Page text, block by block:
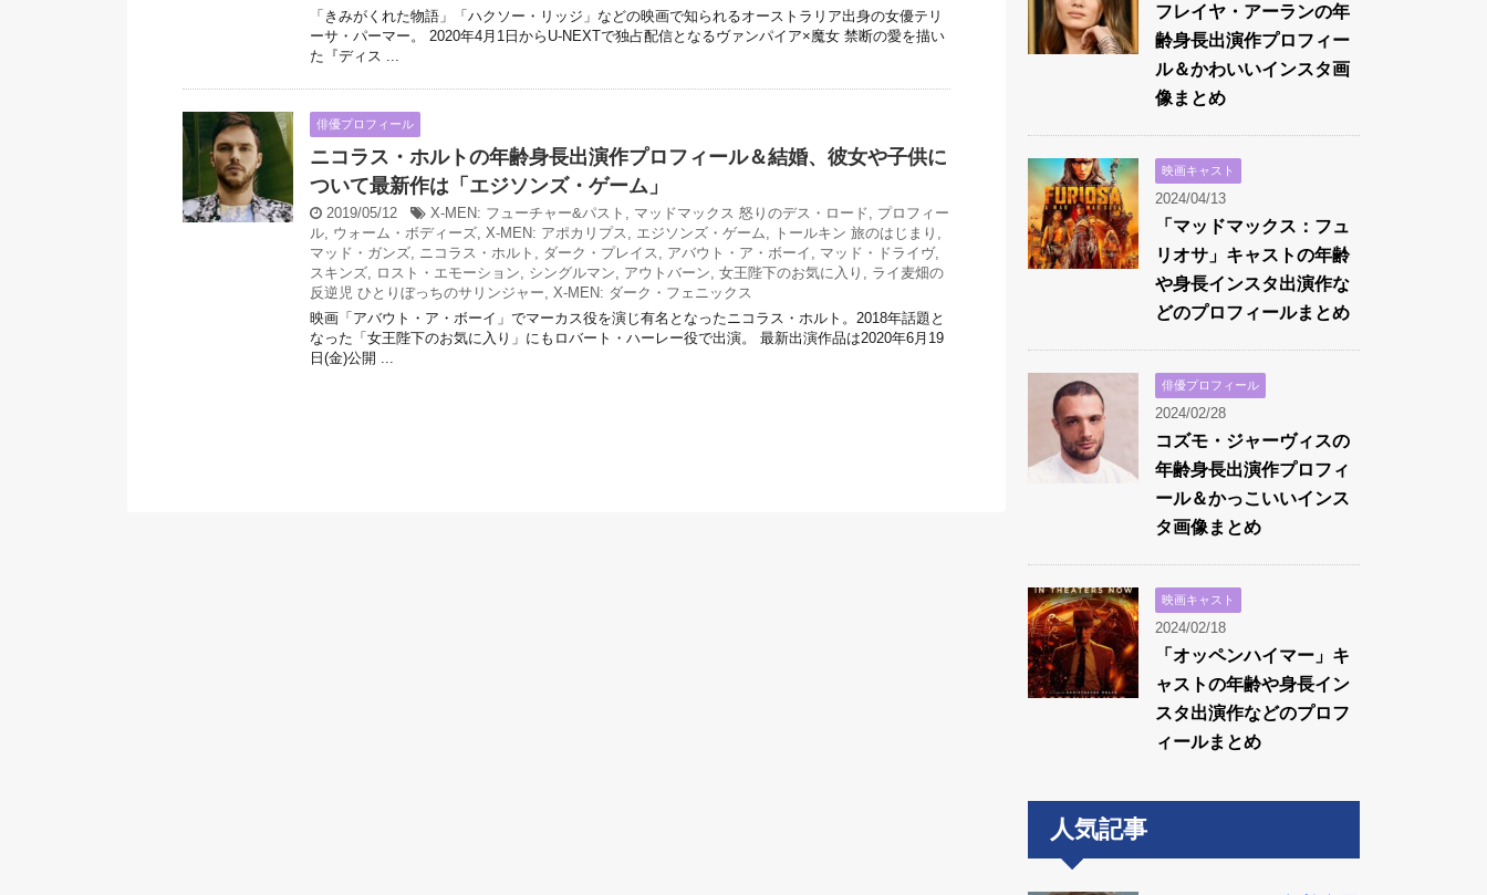
「きみがくれた物語」「ハクソー・リッジ」などの映画で知られるオーストラリア出身の女優テリ
ーサ・パーマー。 2020年4月1日からU-NEXTで独占配信となるヴァンパイア×魔女 禁断の愛を描い
た『ディス ...
俳優プロフィール
ニコラス・ホルトの年齢身長出演作プロフィール＆結婚、彼女や子供に
ついて最新作は「エジソンズ・ゲーム」
2019/05/12 X-MEN: フューチャー&パスト , マッドマックス 怒りのデス・ロード, プロフィー
ル, ウォーム・ボディーズ, X-MEN: アポカリプス, エジソンズ・ゲーム, トールキン 旅のはじまり ,
マッド・ガンズ, ニコラス・ホルト , ダーク・プレイス, アバウト・ア・ボーイ , マッド・ドライヴ,
スキンズ, ロスト・エモーション, シングルマン, アウトバーン, 女王陛下のお気に入り , ライ麦畑の
反逆児 ひとりぼっちのサリンジャー, X-MEN: ダーク・フェニックス
映画「アバウト・ア・ボーイ」でマーカス役を演じ有名となったニコラス・ホルト。2018年話題と
なった「女王陛下のお気に入り」にもロバート・ハーレー役で出演。 最新出演作品は2020年6月19
日(金)公開 ...
フレイヤ・アーランの年
齢身長出演作プロフィー
ル＆かわいいインスタ画
像まとめ
映画キャスト
2024/04/13
「マッドマックス：フュ
リオサ」キャストの年齢
や身長インスタ出演作な
どのプロフィールまとめ
俳優プロフィール
2024/02/28
コズモ・ジャーヴィスの
年齢身長出演作プロフィ
ール＆かっこいいインス
タ画像まとめ
映画キャスト
2024/02/18
「オッペンハイマー」キ
ャストの年齢や身長イン
スタ出演作などのプロフ
ィールまとめ
人気記事